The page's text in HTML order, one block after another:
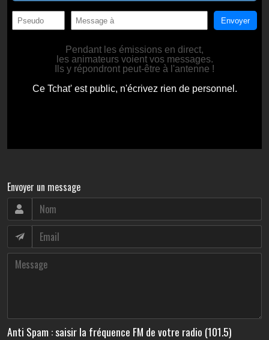
Envoyer un message
Anti Spam : saisir la fréquence FM de votre radio (101.5)